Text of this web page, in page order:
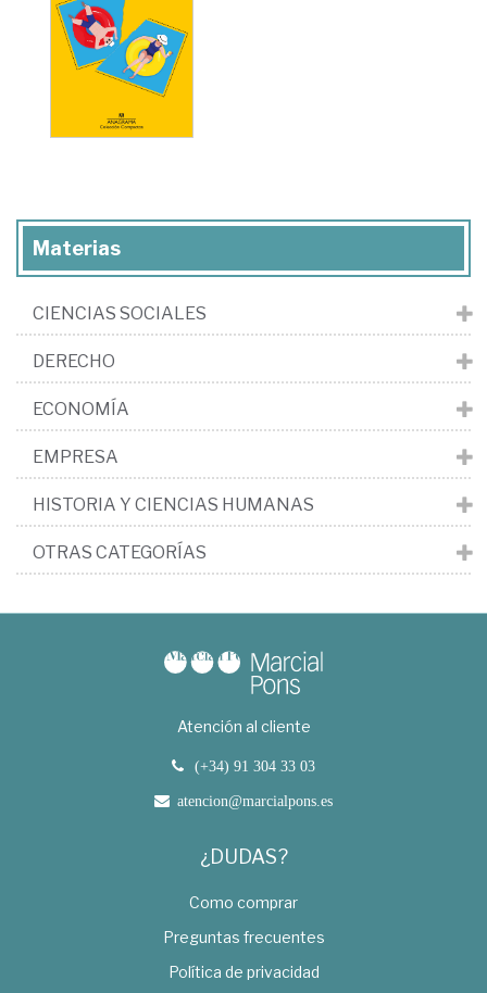
Materias
CIENCIAS SOCIALES
DERECHO
ECONOMÍA
EMPRESA
HISTORIA Y CIENCIAS HUMANAS
OTRAS CATEGORÍAS
Atención al cliente
(+34) 91 304 33 03
atencion@marcialpons.es
¿DUDAS?
Como comprar
Preguntas frecuentes
Política de privacidad